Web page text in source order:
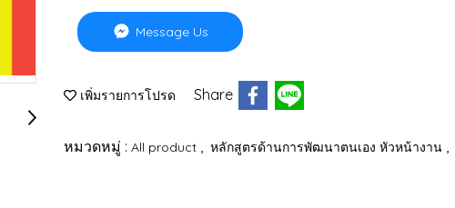
Message Us
เพิ่มรายการโปรด Share
หมวดหมู่ : All product หลักสูตรด้านการพัฒนาตนเอง หัวหน้างาน